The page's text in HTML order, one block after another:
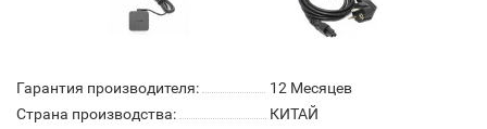
Гарантия производителя:
12 Месяцев
Страна производства:
КИТАЙ